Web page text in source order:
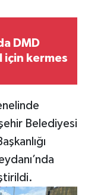
DMD
için kermes
Belediyesi